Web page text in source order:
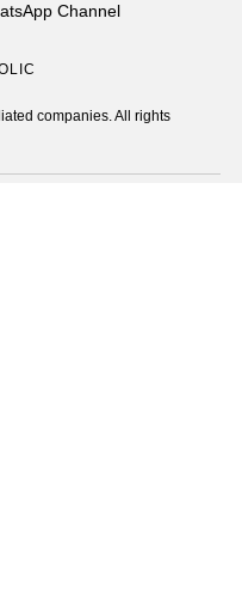
Channel
companies. All rights